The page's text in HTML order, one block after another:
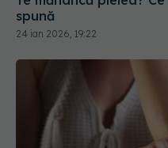
spună
24 ian 2026, 19:22